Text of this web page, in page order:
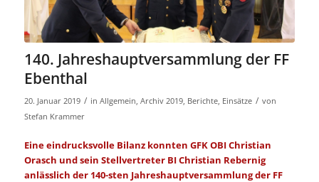
140. Jahreshauptversammlung der FF
Ebenthal
20. Januar 2019 / in Allgemein Archiv 2019, Berichte, Einsätze / von
Stefan Krammer
Eine eindrucksvolle Bilanz konnten GFK OBI Christian
Orasch und sein Stellvertreter BI Christian Rebernig
anlässlich der 140-sten Jahreshauptversammlung der FF